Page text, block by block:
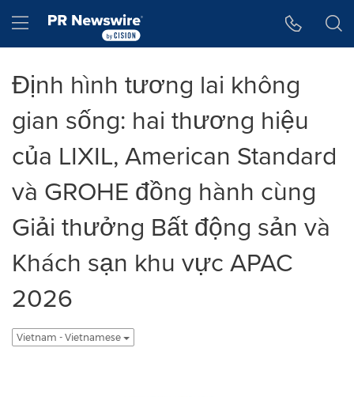
Hamburger menu
Định hình tương lai không
gian sống: hai thương hiệu
của LIXIL, American Standard
và GROHE đồng hành cùng
Giải thưởng Bất động sản và
Khách sạn khu vực APAC
2026
Vietnam - Vietnamese